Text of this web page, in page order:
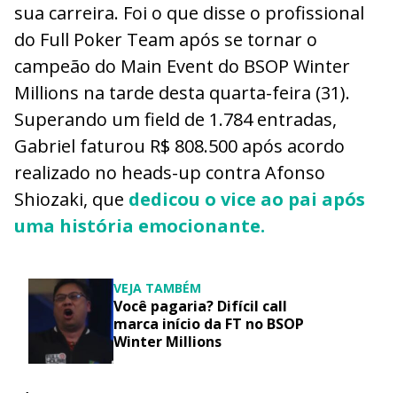
sua carreira. Foi o que disse o profissional
do Full Poker Team após se tornar o
campeão do Main Event do BSOP Winter
Millions na tarde desta quarta-feira (31).
Superando um field de 1.784 entradas,
Gabriel faturou R$ 808.500 após acordo
realizado no heads-up contra Afonso
Shiozaki, que dedicou o vice ao pai após
uma história emocionante.
VEJA TAMBÉM
Você pagaria? Difícil call
marca início da FT no BSOP
Winter Millions